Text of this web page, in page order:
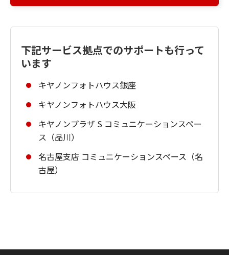
下記サービス拠点でのサポートも行って
います
キヤノンフォトハウス銀座
キヤノンフォトハウス大阪
キヤノンプラザ S コミュニケーションスペー
ス（品川）
名古屋支店 コミュニケーションスペース（名
古屋）